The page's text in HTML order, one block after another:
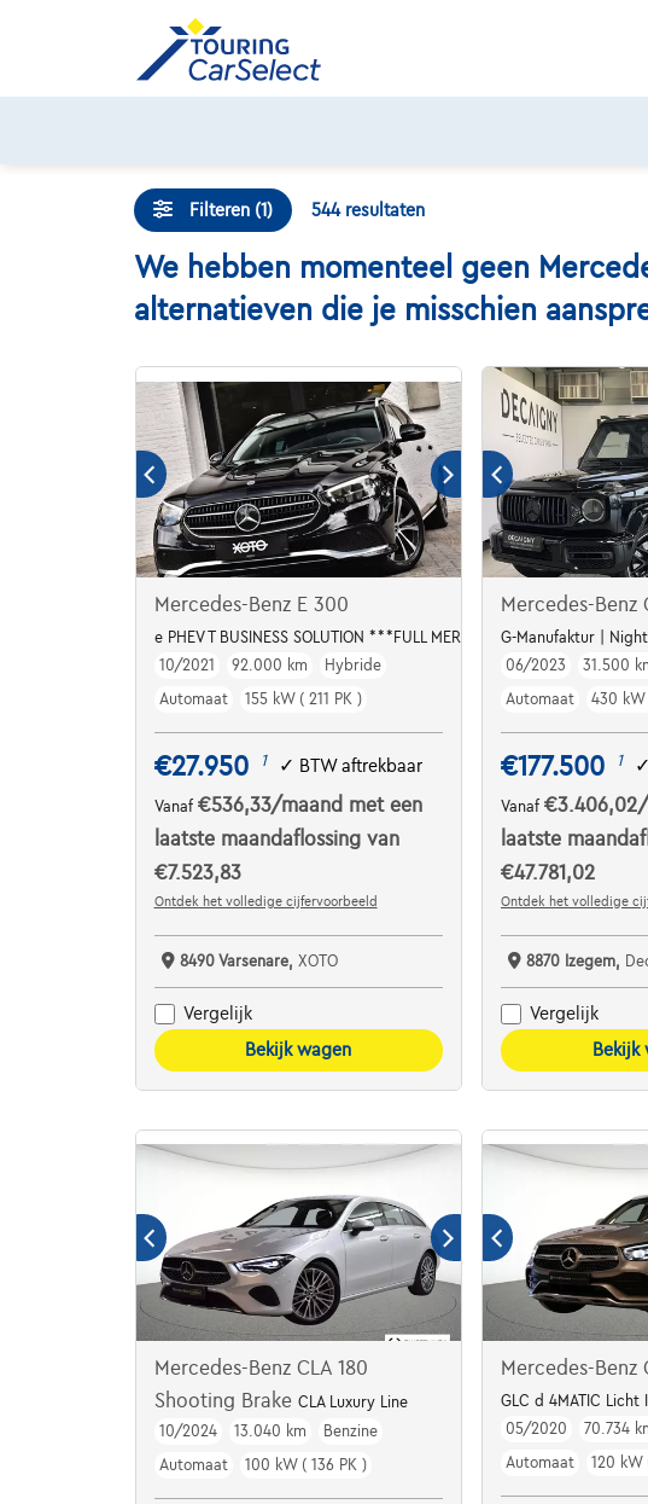
Filteren (1) 544 resultaten
We hebben momenteel geen
alternatieven die je misschien
Mercedes-Benz E 300
e PHEV T BUSINESS SOLUTION ***FULL MERCEDES HISTORY / VAT
10/2021
92.000 km
Hybride
Automaat
155 kW ( 211 PK )
€27.950 1 ✓ BTW aftrekbaar
Vanaf €536,33/maand met een
laatste maandaflossing van
€7.523,83
Ontdek het volledige cijfervoorbeeld
8490 Varsenare, XOTO
Vergelijk
Bekijk wagen
Mercedes-Benz
G-Manufaktur |
06/2023
31.500
Automaat
430 kW
€177.500 1 ✓
Vanaf€3.406,02/
laatste
€47.781,02
Ontdek het volledige
8870 Izegem,
Vergelijk
Bekijk
Mercedes-Benz CLA 180
Shooting Brake CLA Luxury Line
10/2024
13.040 km
Benzine
Automaat
100 kW ( 136 PK )
Mercedes-Benz
GLC d 4MATIC Licht
05/2020
70.734
Automaat
120 kW